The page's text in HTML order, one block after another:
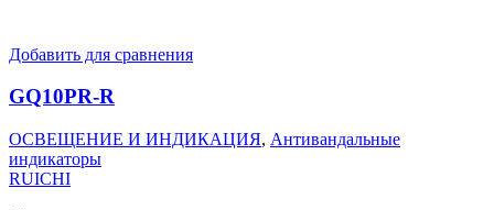
Добавить для сравнения
GQ10PR-R
ОСВЕЩЕНИЕ И ИНДИКАЦИЯ, Антивандальные
индикаторы
RUICHI